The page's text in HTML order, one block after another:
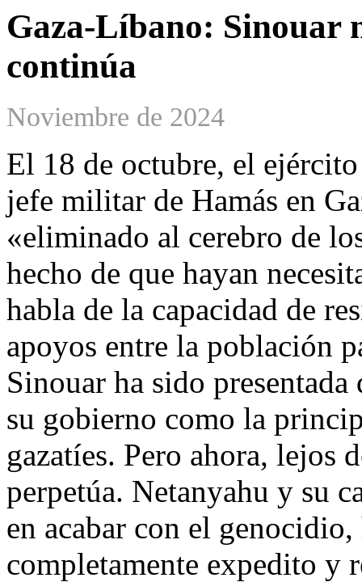
Gaza-Líbano: Sinouar
continúa
Noviembre de 2024
El 18 de octubre, el
jefe militar de Hamás en
«eliminado al cerebro de
hecho de que hayan
habla de la capacidad de
apoyos entre la población
Sinouar ha sido
su gobierno como la
gazatíes. Pero ahora, lejos
perpetúa. Netanyahu y su
en acabar con el
completamente expedito y